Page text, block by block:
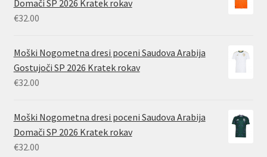
Domači SP 2026 Kratek rokav
€32.00
Moški Nogometna dresi poceni Saudova Arabija
Gostujoči SP 2026 Kratek rokav
€32.00
Moški Nogometna dresi poceni Saudova Arabija
Domači SP 2026 Kratek rokav
€32.00